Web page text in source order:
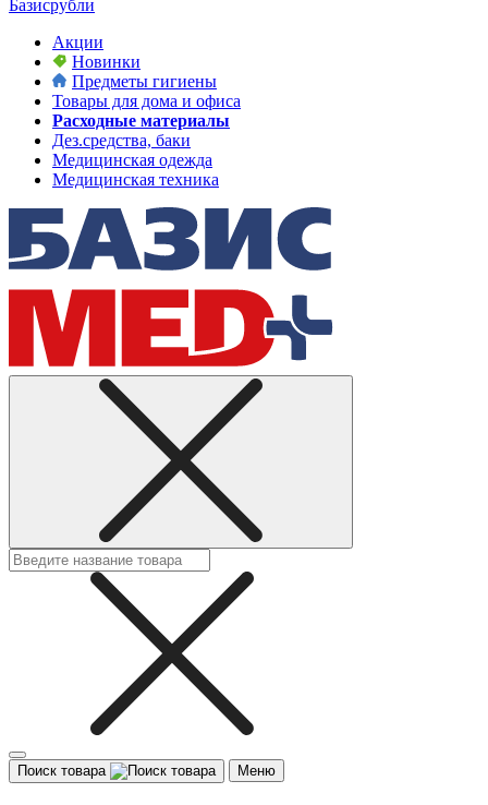
Базисрубли
Акции
Новинки
Предметы гигиены
Товары для дома и офиса
Расходные материалы
Дез.средства, баки
Медицинская одежда
Медицинская техника
Поиск товара Меню